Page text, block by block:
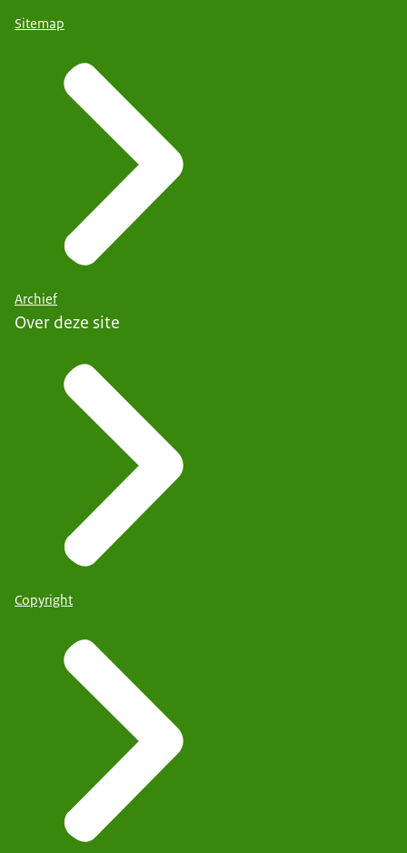
Sitemap
Archief
Over deze site
Copyright